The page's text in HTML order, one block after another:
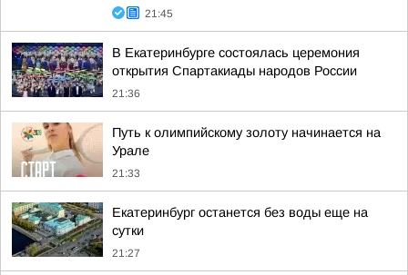
21:45
В Екатеринбурге состоялась церемония
открытия Спартакиады народов России
21:36
Путь к олимпийскому золоту начинается на
Урале
21:33
Екатеринбург останется без воды еще на
сутки
21:27